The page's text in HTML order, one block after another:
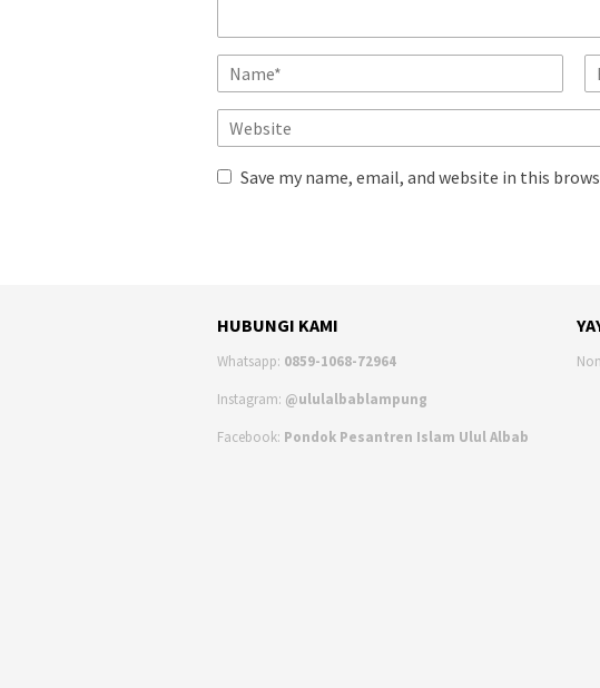
Save my name, email, and website in this
HUBUNGI KAMI
Whatsapp: 0859-1068-72964
Instagram: @ululalbablampung
Facebook: Pondok Pesantren Islam Ulul Albab